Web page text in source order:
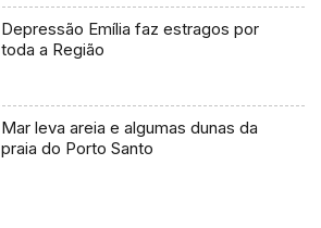
Depressão Emília faz estragos por
toda a Região
Mar leva areia e algumas dunas da
praia do Porto Santo